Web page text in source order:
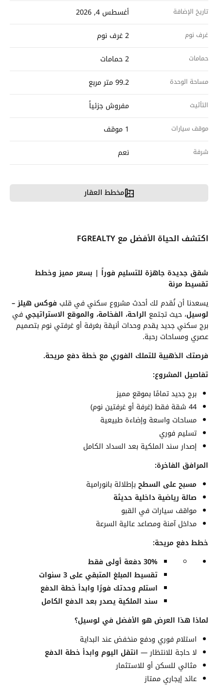
تاريخ الإضافة أغسطس 4, 2026
غرف نوم 2 غرف نوم
حمامات 2 حمامات
مساحة الوحدة 99.2 متر مربع
التأثيث مفروش جزئياً
موقف سيارات 1 موقف
شرفة نعم
مخطط العقار
اكتشف الحياة الأفضل مع FGREALTY
شقق جديدة جاهزة للتسليم فوراً | بسعر مميز وخطط
تقسيط مرنة
يسعدنا أن نُقدم لك أحدث مشروع سكني في قلب فوكس هيلز –
لوسيل، حيث تجتمع الراحة، الفخامة، والموقع الاستراتيجي في
برج سكني جديد يقدم وحدات أنيقة بغرفة أو غرفتي نوم بتصميم
عصري ومساحات رحبة.
فرصتك الذهبية للتملك الفوري مع خطة دفع مريحة.
تفاصيل المشروع:
برج جديد تمامًا بموقع مميز
44 شقة فقط (غرفة أو غرفتين نوم)
مساحات واسعة وإضاءة طبيعية
تسليم فوري
إصدار سند الملكية بعد السداد الكامل
المرافق الفاخرة:
مسبح على السطحبإطلالة بانورامية
صالة رياضية داخلية حديثة
مواقف سيارات في القبو
مداخل آمنة ومصاعد عالية السرعة
خطط دفع مريحة:
30% دفعة أولى فقط
تقسيط المبلغ المتبقي على 3 سنوات
استلم وحدتك فورًا وابدأ خطة الدفع
سند الملكية يصدر بعد الدفع الكامل
لماذا هذا العرض هو الأفضل في لوسيل؟
استلام فوري ودفع منخفض عند البداية
لا حاجة للانتظار — انتقل اليوم وابدأ خطة الدفع
مثالي للسكن أو للاستثمار
عائد إيجاري ممتاز